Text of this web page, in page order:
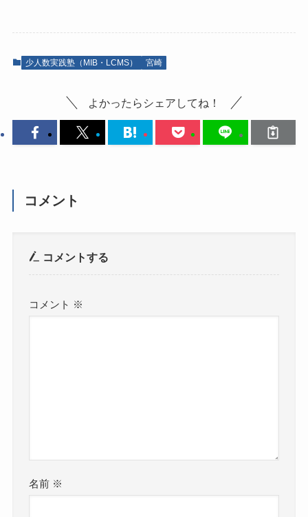
少人数実践塾（MIB・LCMS） 宮崎
よかったらシェアしてね！
コメント
コメントする
コメント ※
名前 ※